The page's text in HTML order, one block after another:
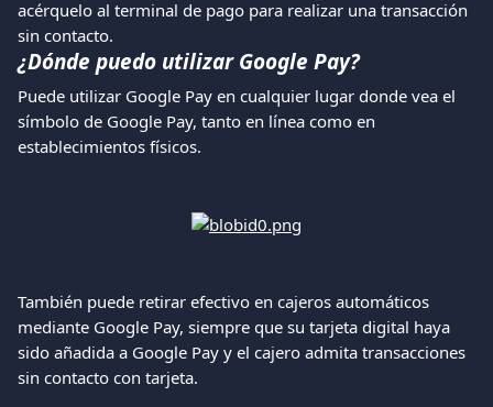
acérquelo al terminal de pago para realizar una transacción
sin contacto.
¿Dónde puedo utilizar Google Pay?
Puede utilizar Google Pay en cualquier lugar donde vea el
símbolo de Google Pay, tanto en línea como en
establecimientos físicos.
También puede retirar efectivo en cajeros automáticos
mediante Google Pay, siempre que su tarjeta digital haya
sido añadida a Google Pay y el cajero admita transacciones
sin contacto con tarjeta.